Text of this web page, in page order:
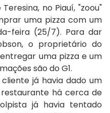
no Piauí, "zoou"
uma pizza com um
feira (25/7). Para dar
o proprietário do
uma pizza e um
são do G1.
já havia dado um
há cerca de
já havia tentado